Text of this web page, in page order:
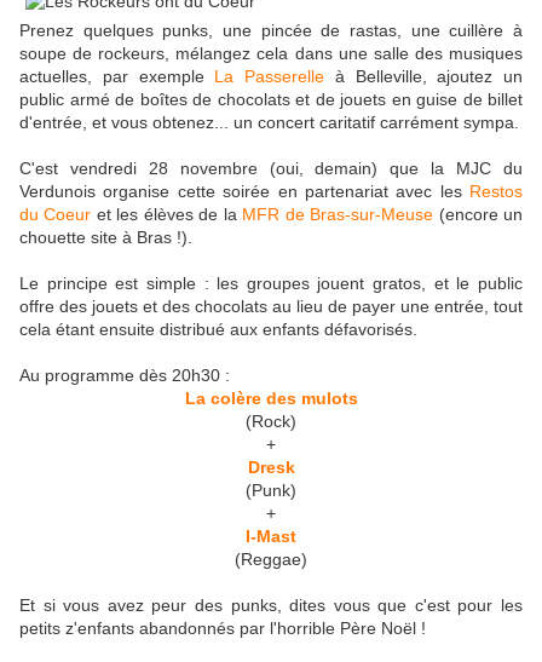
Prenez quelques punks, une pincée de rastas, une cuillère à
soupe de rockeurs, mélangez cela dans une salle des musiques
actuelles, par exemple La Passerelle à Belleville, ajoutez un
public armé de boîtes de chocolats et de jouets en guise de billet
d'entrée, et vous obtenez... un concert caritatif carrément sympa.
C'est vendredi 28 novembre (oui, demain) que la MJC du
Verdunois organise cette soirée en partenariat avec les Restos
du Coeur et les élèves de la MFR de Bras-sur-Meuse (encore un
chouette site à Bras !).
Le principe est simple : les groupes jouent gratos, et le public
offre des jouets et des chocolats au lieu de payer une entrée, tout
cela étant ensuite distribué aux enfants défavorisés.
Au programme dès 20h30 :
La colère des mulots
(Rock)
+
Dresk
(Punk)
+
I-Mast
(Reggae)
Et si vous avez peur des punks, dites vous que c'est pour les
petits z'enfants abandonnés par l'horrible Père Noël !